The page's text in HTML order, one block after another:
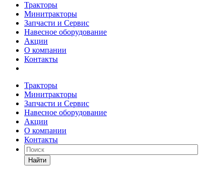
Тракторы
Минитракторы
Запчасти и Сервис
Навесное оборудование
Акции
О компании
Контакты
Тракторы
Минитракторы
Запчасти и Сервис
Навесное оборудование
Акции
О компании
Контакты
Найти